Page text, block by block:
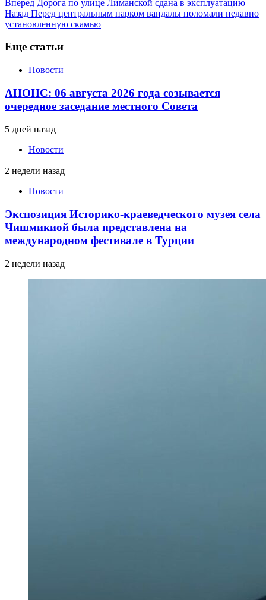
Вперед Дорога по улице Лиманской сдана в эксплуатацию
Назад Перед центральным парком вандалы поломали недавно
установленную скамью
Еще статьи
Новости
АНОНС: 06 августа 2026 года созывается
очередное заседание местного Совета
5 дней назад
Новости
2 недели назад
Новости
Экспозиция Историко-краеведческого музея села
Чишмикиой была представлена на
международном фестивале в Турции
2 недели назад